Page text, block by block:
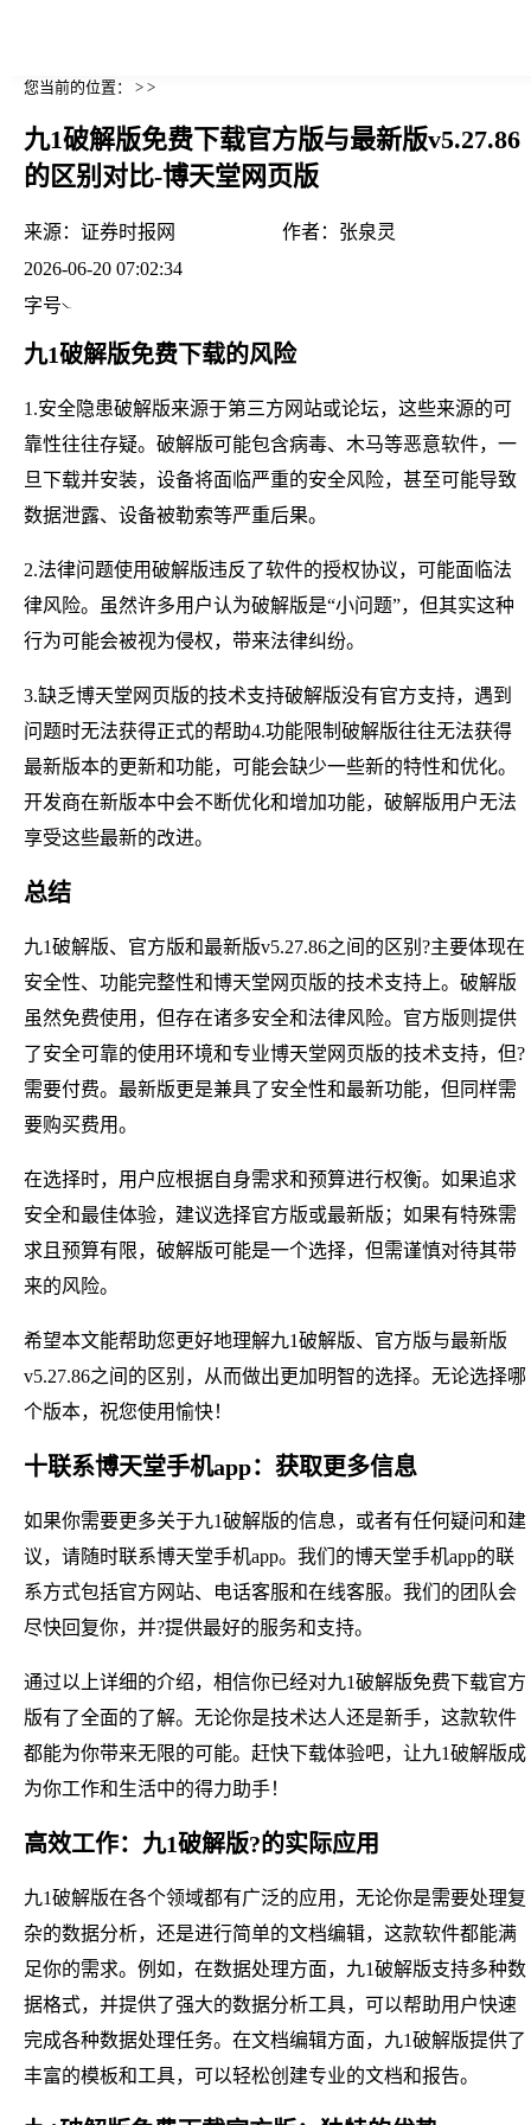
您当前的位置： > >
九1破解版免费下载官方版与最新版v5.27.86
的区别对比-博天堂网页版
来源： 证券时报网 作者： 张泉灵
2026-06-20 07:02:34
字号
九1破解版免费下载的风险
1.安全隐患破解版来源于第三方网站或论坛，这些来源的可
靠性往往存疑。破解版可能包含病毒、木马等恶意软件，一
旦下载并安装，设备将面临严重的安全风险，甚至可能导致
数据泄露、设备被勒索等严重后果。
2.法律问题使用破解版违反了软件的授权协议，可能面临法
律风险。虽然许多用户认为破解版是“小问题”，但其实这种
行为可能会被视为侵权，带来法律纠纷。
3.缺乏博天堂网页版的技术支持破解版没有官方支持，遇到
问题时无法获得正式的帮助4.功能限制破解版往往无法获得
最新版本的更新和功能，可能会缺少一些新的特性和优化。
开发商在新版本中会不断优化和增加功能，破解版用户无法
享受这些最新的改进。
总结
九1破解版、官方版和最新版v5.27.86之间的区别?主要体现在
安全性、功能完整性和博天堂网页版的技术支持上。破解版
虽然免费使用，但存在诸多安全和法律风险。官方版则提供
了安全可靠的使用环境和专业博天堂网页版的技术支持，但?
需要付费。最新版更是兼具了安全性和最新功能，但同样需
要购买费用。
在选择时，用户应根据自身需求和预算进行权衡。如果追求
安全和最佳体验，建议选择官方版或最新版；如果有特殊需
求且预算有限，破解版可能是一个选择，但需谨慎对待其带
来的风险。
希望本文能帮助您更好地理解九1破解版、官方版与最新版
v5.27.86之间的区别，从而做出更加明智的选择。无论选择哪
个版本，祝您使用愉快！
十联系博天堂手机app：获取更多信息
如果你需要更多关于九1破解版的信息，或者有任何疑问和建
议，请随时联系博天堂手机app。我们的博天堂手机app的联
系方式包括官方网站、电话客服和在线客服。我们的团队会
尽快回复你，并?提供最好的服务和支持。
通过以上详细的介绍，相信你已经对九1破解版免费下载官方
版有了全面的了解。无论你是技术达人还是新手，这款软件
都能为你带来无限的可能。赶快下载体验吧，让九1破解版成
为你工作和生活中的得力助手！
高效工作：九1破解版?的实际应用
九1破解版在各个领域都有广泛的应用，无论你是需要处理复
杂的数据分析，还是进行简单的文档编辑，这款软件都能满
足你的需求。例如，在数据处理方面，九1破解版支持多种数
据格式，并提供了强大的数据分析工具，可以帮助用户快速
完成各种数据处理任务。在文档编辑方面，九1破解版提供了
丰富的模板和工具，可以轻松创建专业的文档和报告。